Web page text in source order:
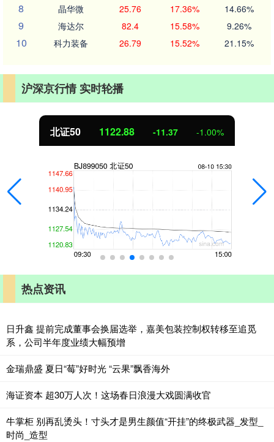
8 晶华微 25.76 17.36% 14.66%
9 海达尔 82.4 15.58% 9.26%
10 科力装备 26.79 15.52% 21.15%
沪深京行情 实时轮播
北证50 1122.88 -11.37 -1.00%
热点资讯
日升鑫 提前完成董事会换届选举，嘉美包装控制权转移至追觅
系，公司半年度业绩大幅预增
金瑞鼎盛 夏日“莓”好时光 “云果”飘香海外
海证资本 超30万人次！这场春日浪漫大戏圆满收官
牛掌柜 别再乱烫头！寸头才是男生颜值“开挂”的终极武器_发型_
时尚_造型